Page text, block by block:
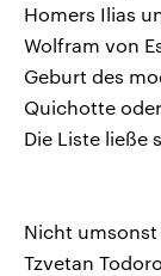
Homers Ilias
Wolfram von
Geburt des
Quichotte
Die Liste ließe
Nicht
Tzvetan